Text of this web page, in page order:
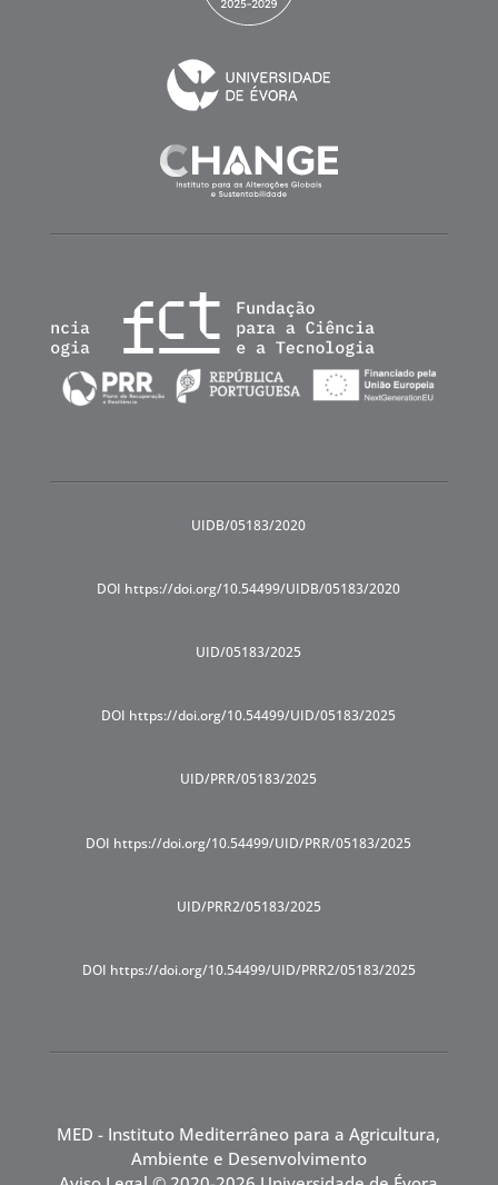
UIDB/05183/2020
DOI https://doi.org/10.54499/UIDB/05183/2020
UID/05183/2025
DOI https://doi.org/10.54499/UID/05183/2025
UID/PRR/05183/2025
DOI https://doi.org/10.54499/UID/PRR/05183/2025
UID/PRR2/05183/2025
DOI https://doi.org/10.54499/UID/PRR2/05183/2025
MED - Instituto Mediterrâneo para a Agricultura,
Ambiente e Desenvolvimento